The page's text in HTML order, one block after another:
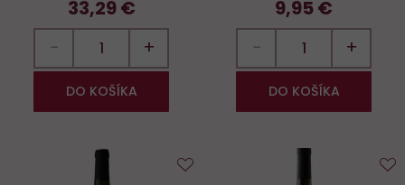
33,29 €
− +
DO KOŠÍKA
9,95 €
− +
DO KOŠÍKA